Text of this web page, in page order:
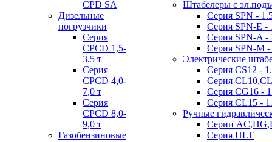
CPD SA
Дизельные
погрузчики
Серия
CPCD 1,5-
3,5 т
Серия
CPCD 4,0-
7,0 т
Серия
CPCD 8,0-
9,0 т
Газобензиновые
Штабелеры с
Серия SPN -
Серия SPN-E -
Серия SPN-A -
Серия SPN-M -
Электрические
Серия CS12 -
Серия
Серия CG16 -
Серия CL15 -
Ручные
Серии
Серия HLT